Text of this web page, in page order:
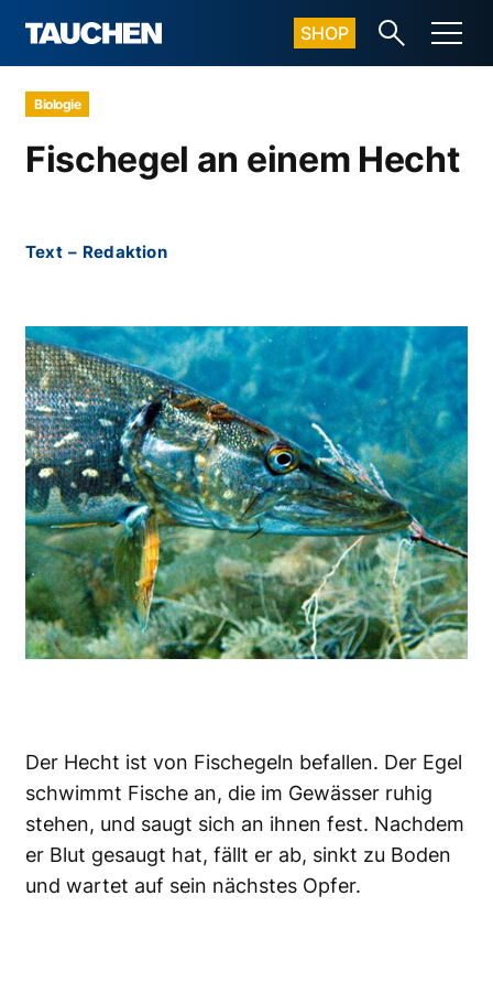
SHOP
Biologie
Fischegel an einem Hecht
Text – Redaktion
Der Hecht ist von Fischegeln befallen. Der Egel
schwimmt Fische an, die im Gewässer ruhig
stehen, und saugt sich an ihnen fest. Nachdem
er Blut gesaugt hat, fällt er ab, sinkt zu Boden
und wartet auf sein nächstes Opfer.